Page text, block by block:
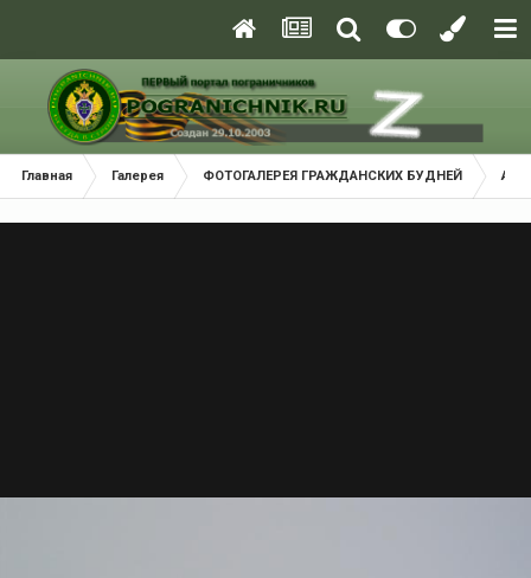
Главная Галерея ФОТОГАЛЕРЕЯ ГРАЖДАНСКИХ БУДНЕЙ